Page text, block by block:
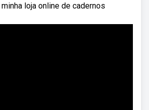
loja online de cadernos